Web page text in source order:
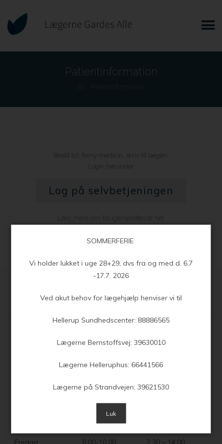
Patientinformation
Bestil tid, forny medicin, skriv til lægen.
Login herunder
Log på selvbetjeningen
Læs mere om brugeroprettelse her
Klinikkens åbningstider
Telefontider Åbningstider
8.00-10.00 7.30 – 15.00
8.00-10.00
8.00-10.00
8.00-10.00
Fredag 8.00-10.00 7.30 – 14.00
SOMMERFERIE
Vi holder lukket i uge 28+29, dvs fra og med d. 6.7
-17.7. 2026
Ved akut behov for lægehjælp henviser vi til
Hellerup Sundhedscenter: 88886565
Lægerne Bernstoffsvej: 39630010
Lægerne Helleruphus: 66441566
Lægerne på Strandvejen: 39621530
Luk